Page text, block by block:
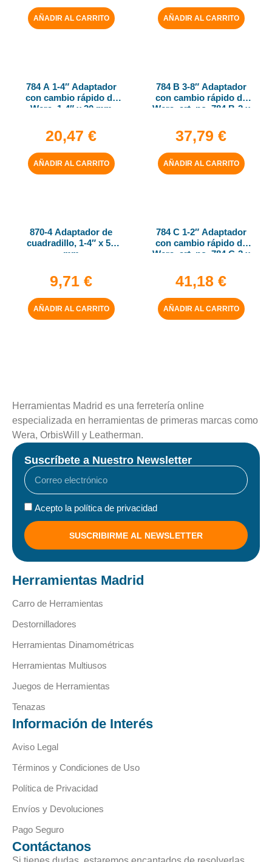
AÑADIR AL CARRITO AÑADIR AL CARRITO
784 A 1-4″ Adaptador
con cambio rápido de
Wera, 1-4″ x 30 mm
20,47 €
AÑADIR AL CARRITO
784 B 3-8″ Adaptador
con cambio rápido de
Wera, art. no. 784 B-2 x
37,79 €
AÑADIR AL CARRITO
870-4 Adaptador de
cuadradillo, 1-4″ x 50
mm
9,71 €
AÑADIR AL CARRITO
784 C 1-2″ Adaptador
con cambio rápido de
Wera, art. no. 784 C-2 x
41,18 €
AÑADIR AL CARRITO
Herramientas Madrid es una ferretería online
especializada en herramientas de primeras marcas como
Wera, OrbisWill y Leatherman.
Suscríbete a Nuestro Newsletter
Acepto la política de privacidad
SUSCRIBIRME AL NEWSLETTER
Herramientas Madrid
Carro de Herramientas
Destornilladores
Herramientas Dinamométricas
Herramientas Multiusos
Juegos de Herramientas
Tenazas
Información de Interés
Aviso Legal
Términos y Condiciones de Uso
Política de Privacidad
Envíos y Devoluciones
Pago Seguro
Contáctanos